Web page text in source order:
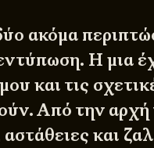
ακόμα
Η μια
και τις
Από την
και